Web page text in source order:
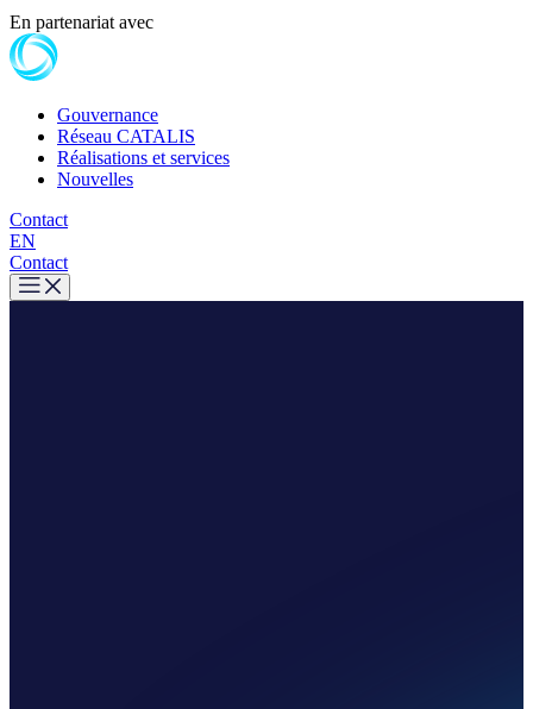
En partenariat avec
Gouvernance
Réseau CATALIS
Réalisations et services
Nouvelles
Contact
EN
Contact